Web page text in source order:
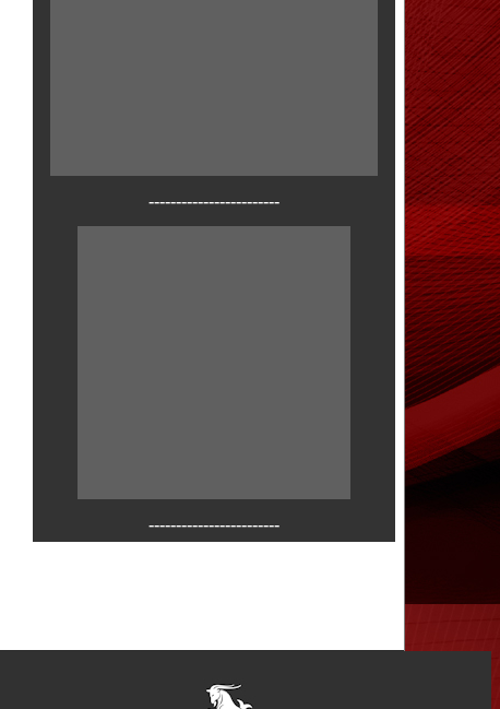
------------------------
------------------------